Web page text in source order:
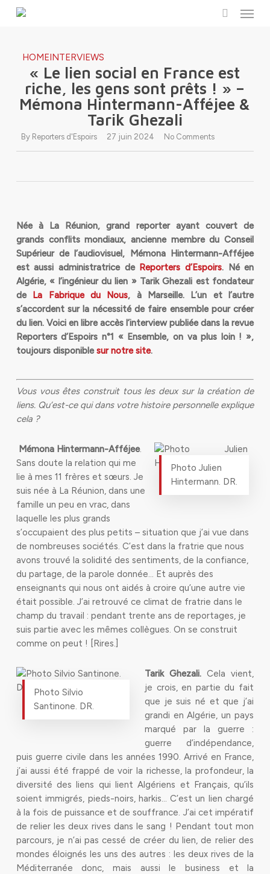
Menu
HOMEINTERVIEWS
« Le lien social en France est
riche, les gens sont prêts ! » –
Mémona Hintermann-Afféjee &
Tarik Ghezali
By Reporters d'Espoirs 27 juin 2024 No Comments
Née à La Réunion, grand reporter ayant couvert de
grands conflits mondiaux, ancienne membre du Conseil
Supérieur de l’audiovisuel, Mémona Hintermann-Afféjee
est aussi administratrice de Reporters d’Espoirs. Né en
Algérie, « l’ingénieur du lien » Tarik Ghezali est fondateur
de La Fabrique du Nous, à Marseille. L’un et l’autre
s’accordent sur la nécessité de faire ensemble pour créer
du lien. Voici en libre accès l’interview publiée dans la revue
Reporters d’Espoirs n°1 « Ensemble, on va plus loin ! »,
toujours disponiblesur notre site.
Vous vous êtes construit tous les deux sur la création de
liens. Qu’est-ce qui dans votre histoire personnelle explique
cela ?
Photo Julien
Hintermann. DR.
Mémona Hintermann-Afféjee.
Sans doute la relation qui me
lie à mes 11 frères et sœurs. Je
suis née à La Réunion, dans une
famille un peu en vrac, dans
laquelle les plus grands
s’occupaient des plus petits – situation que j’ai vue dans
de nombreuses sociétés. C’est dans la fratrie que nous
avons trouvé la solidité des sentiments, de la confiance,
du partage, de la parole donnée… Et auprès des
enseignants qui nous ont aidés à croire qu’une autre vie
était possible. J’ai retrouvé ce climat de fratrie dans le
champ du travail : pendant trente ans de reportages, je
suis partie avec les mêmes collègues. On se construit
comme on peut ! [Rires.]
Photo Silvio
Santinone. DR.
Tarik Ghezali.Cela vient,
je crois, en partie du fait
que je suis né et que j’ai
grandi en Algérie, un pays
marqué par la guerre :
guerre d’indépendance,
puis guerre civile dans les années 1990. Arrivé en France,
j’ai aussi été frappé de voir la richesse, la profondeur, la
diversité des liens qui lient Algériens et Français, qu’ils
soient immigrés, pieds-noirs, harkis… C’est un lien chargé
à la fois de puissance et de souffrance. J’ai cet impératif
de relier les deux rives dans le sang ! Pendant tout mon
parcours, je n’ai pas cessé de créer du lien, de relier des
mondes éloignés les uns des autres : les deux rives de la
Méditerranée donc, mais aussi le business et la